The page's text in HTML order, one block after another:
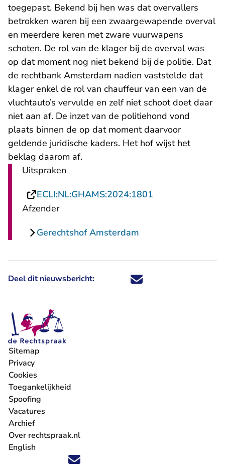
toegepast. Bekend bij hen was dat overvallers
betrokken waren bij een zwaargewapende overval
en meerdere keren met zware vuurwapens
schoten. De rol van de klager bij de overval was
op dat moment nog niet bekend bij de politie. Dat
de rechtbank Amsterdam nadien vaststelde dat
klager enkel de rol van chauffeur van een van de
vluchtauto’s vervulde en zelf niet schoot doet daar
niet aan af. De inzet van de politiehond vond
plaats binnen de op dat moment daarvoor
geldende juridische kaders. Het hof wijst het
beklag daarom af.
Uitspraken
ECLI:NL:GHAMS:2024:1801
Afzender
Gerechtshof Amsterdam
Deel dit nieuwsbericht: Deel dit nieuwsbericht via X -
Deel dit nieuwsbericht via
Deel dit nieuwsbericht
Deel dit
Volg ons op X (Twitter) - U verlaat Rechtspraak.nl
Volg ons op Facebook - U verlaat Rechtspraak.nl
Volg ons op Instagram - U verlaat Rechtspraak.nl
Volg ons op Youtube - U verlaat Rechtspraak.nl
Volg ons op LinkedIn - U verlaat
'Blijf op de hoogte' nieuwsbrief - U verlaat
Sitemap
Privacy
Cookies
Toegankelijkheid
Spoofing
Vacatures
- U verlaat Rechtspraak.nl
Archief
Over rechtspraak.nl
English